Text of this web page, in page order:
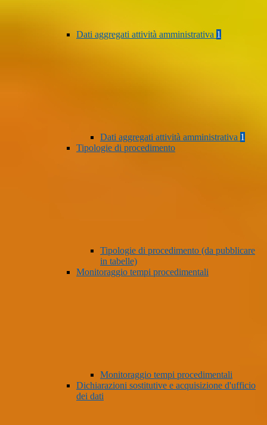
Dati aggregati attività amministrativa 1
Dati aggregati attività amministrativa 1
Tipologie di procedimento
Tipologie di procedimento (da pubblicare
in tabelle)
Monitoraggio tempi procedimentali
Monitoraggio tempi procedimentali
Dichiarazioni sostitutive e acquisizione d'ufficio
dei dati